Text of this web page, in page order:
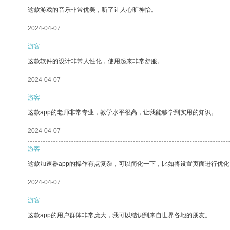
这款游戏的音乐非常优美，听了让人心旷神怡。
2024-04-07
游客
这款软件的设计非常人性化，使用起来非常舒服。
2024-04-07
游客
这款app的老师非常专业，教学水平很高，让我能够学到实用的知识。
2024-04-07
游客
这款加速器app的操作有点复杂，可以简化一下，比如将设置页面进行优
2024-04-07
游客
这款app的用户群体非常庞大，我可以结识到来自世界各地的朋友。